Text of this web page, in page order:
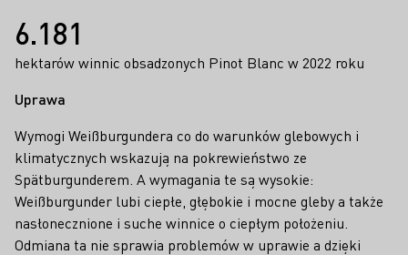
6.181
hektarów winnic obsadzonych Pinot Blanc w 2022 roku
Uprawa
Wymogi Weißburgundera co do warunków glebowych i
klimatycznych wskazują na pokrewieństwo ze
Spätburgunderem. A wymagania te są wysokie:
Weißburgunder lubi ciepłe, głębokie i mocne gleby a także
nasłonecznione i suche winnice o ciepłym położeniu.
Odmiana ta nie sprawia problemów w uprawie a dzięki